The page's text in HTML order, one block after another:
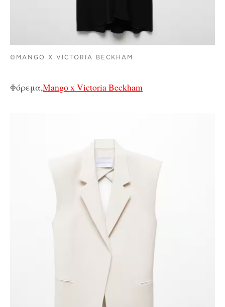
©MANGO X VICTORIA BECKHAM
Φόρεμα,Mango x Victoria Beckham